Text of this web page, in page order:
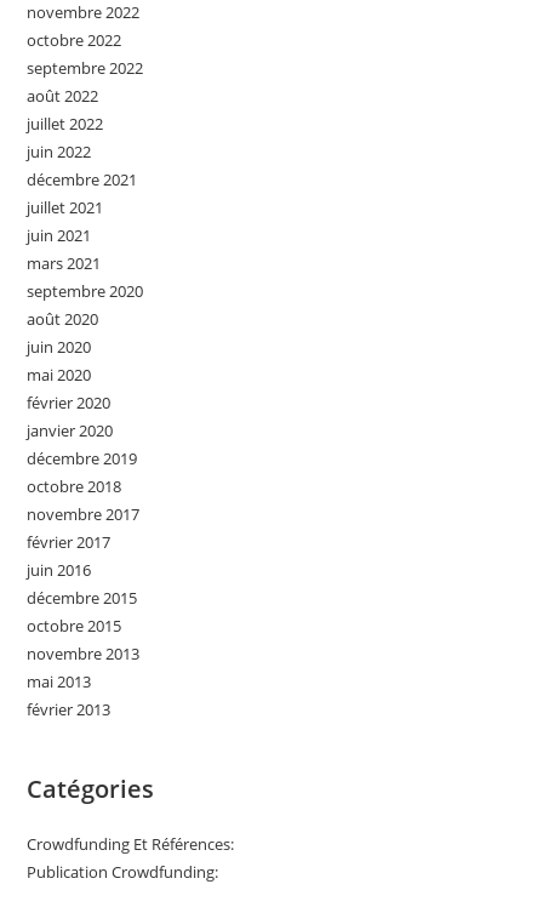
novembre 2022
octobre 2022
septembre 2022
août 2022
juillet 2022
juin 2022
décembre 2021
juillet 2021
juin 2021
mars 2021
septembre 2020
août 2020
juin 2020
mai 2020
février 2020
janvier 2020
décembre 2019
octobre 2018
novembre 2017
février 2017
juin 2016
décembre 2015
octobre 2015
novembre 2013
mai 2013
février 2013
Catégories
Crowdfunding Et Références:
Publication Crowdfunding: